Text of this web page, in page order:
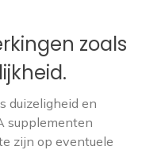
zoals
duizeligheid en
supplementen
zijn op eventuele